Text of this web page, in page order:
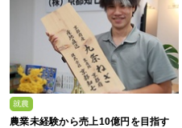
就農
農業未経験から売上10億円を目指す